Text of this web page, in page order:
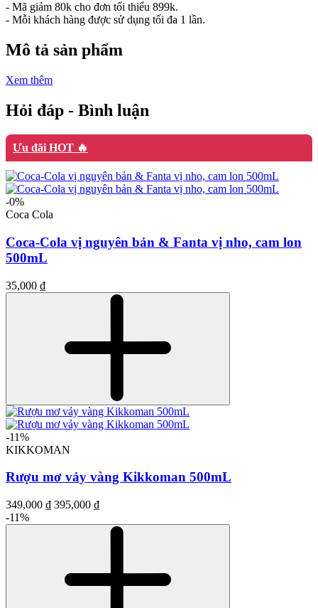
- Mã giảm 80k cho đơn tối thiểu 899k.
- Mỗi khách hàng được sử dụng tối đa 1 lần.
Mô tả sản phẩm
Xem thêm
Hỏi đáp - Bình luận
Ưu đãi HOT 🔥
-0%
Coca Cola
Coca-Cola vị nguyên bản & Fanta vị nho, cam lon
500mL
35,000 ₫
-11%
KIKKOMAN
Rượu mơ vảy vàng Kikkoman 500mL
349,000 ₫ 395,000 ₫
-11%